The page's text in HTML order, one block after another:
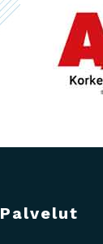
Palvelut